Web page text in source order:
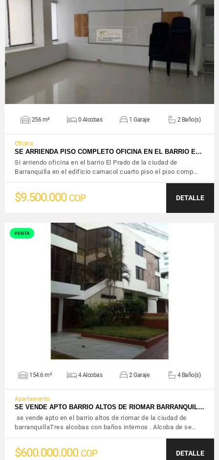
VER DETALLES
256 m² 0 Alcobas 1 Garaje 2 Baño(s)
Oficina
SE ARRIENDA PISO COMPLETO OFICINA EN EL BARRIO E…
Si arriendo oficina en el barrio El Prado de la ciudad de
Barranquilla en el edificio camacol cuarto piso el piso comp…
$9.500.000 COP DETALLE
VENTA
VER DETALLES
154.6 m² 4 Alcobas 2 Garaje 4 Baño(s)
Apartamento
SE VENDE APTO BARRIO ALTOS DE RIOMAR BARRANQUIL…
se vende apto en el barrio altos de riomar de la ciudad de
barranquillaTres alcobas con baños internos . Alcoba de se…
$600.000.000 COP DETALLE